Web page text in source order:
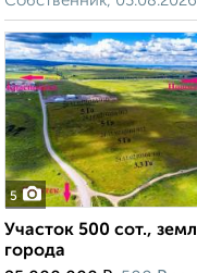
5
Участок 500 сот.,
города